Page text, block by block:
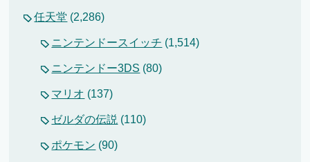
任天堂 (2,286)
ニンテンドースイッチ (1,514)
ニンテンドー3DS (80)
マリオ (137)
ゼルダの伝説 (110)
ポケモン (90)